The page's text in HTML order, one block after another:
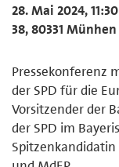
28. Mai 2024,
38, 80331 Münhen
Pressekonferenz
der SPD für die
Vorsitzender der
der SPD im